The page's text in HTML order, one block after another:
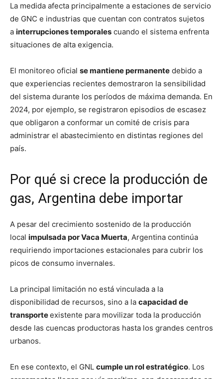
La medida afecta principalmente a estaciones de servicio
de GNC e industrias que cuentan con contratos sujetos
a interrupciones temporales cuando el sistema enfrenta
situaciones de alta exigencia.
El monitoreo oficial se mantiene permanente debido a
que experiencias recientes demostraron la sensibilidad
del sistema durante los períodos de máxima demanda. En
2024, por ejemplo, se registraron episodios de escasez
que obligaron a conformar un comité de crisis para
administrar el abastecimiento en distintas regiones del
país.
Por qué si crece la producción de
gas, Argentina debe importar
A pesar del crecimiento sostenido de la producción
local impulsada por Vaca Muerta, Argentina continúa
requiriendo importaciones estacionales para cubrir los
picos de consumo invernales.
La principal limitación no está vinculada a la
disponibilidad de recursos, sino a la capacidad de
transporteexistente para movilizar toda la producción
desde las cuencas productoras hasta los grandes centros
urbanos.
En ese contexto, el GNL cumple un rol estratégico. Los